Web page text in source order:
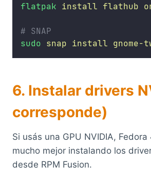
flatpak install flathub
# SNAP
sudo snap install gnome-
6. Instalar drivers
corresponde)
Si usás una GPU NVIDIA,
mucho mejor instalando los
desde RPM Fusion.